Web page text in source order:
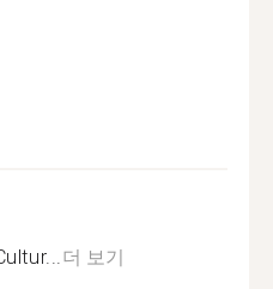
더 보기